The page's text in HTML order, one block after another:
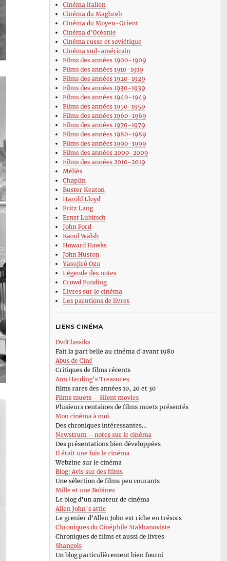
Cinéma italien
Cinéma du Maghreb
Cinéma du Moyen-Orient
Cinéma d’Océanie
Cinéma russe et soviétique
Cinéma sud-américain
Films des années 1900-1909
Films des années 1910-1919
Films des années 1920-1929
Films des années 1930-1939
Films des années 1940-1949
Films des années 1950-1959
Films des années 1960-1969
Films des années 1970-1979
Films des années 1980-1989
Films des années 1990-1999
Films des années 2000-2009
Films des années 2010-2019
Méliès
Chaplin
Buster Keaton
Harold Lloyd
Fritz Lang
Ernst Lubitsch
John Ford
Raoul Walsh
Howard Hawks
John Huston
Yasujirô Ozu
Légende des notes
Crowd Funding
Livres sur le cinéma
Les parutions de livres
LIENS CINÉMA
DvdClassiks
Fait la part belle au cinéma d’avant 1980
Abus de Ciné
Critiques de films récents
Ann Harding’s Treasures
films rares des années 10, 20 et 30
Films muets – Silent movies
Plusieurs centaines de films muets présentés
Mon cinéma à moi
Des chroniques intéressantes…
Newstrum – notes sur le cinéma
Des présentations bien développées
Il était une fois le cinéma
Webzine sur le cinéma
Blog: Avis sur des films
Une sélection de films peu courants
Mille et une Bobines
Le blog d’un amateur de cinéma
Allen John’s attic
Le grenier d’Allen John est riche en trésors
Chroniques du Cinéphile Stakhanoviste
Chroniques de films et aussi de livres
Shangols
Un blog particulièrement bien fourni